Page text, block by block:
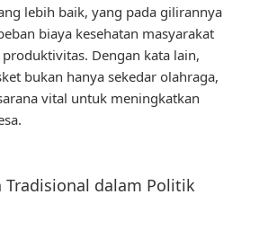
lebih baik, yang pada gilirannya
biaya kesehatan masyarakat
Dengan kata lain,
bukan hanya sekedar olahraga,
vital untuk meningkatkan
Tradisional dalam Politik